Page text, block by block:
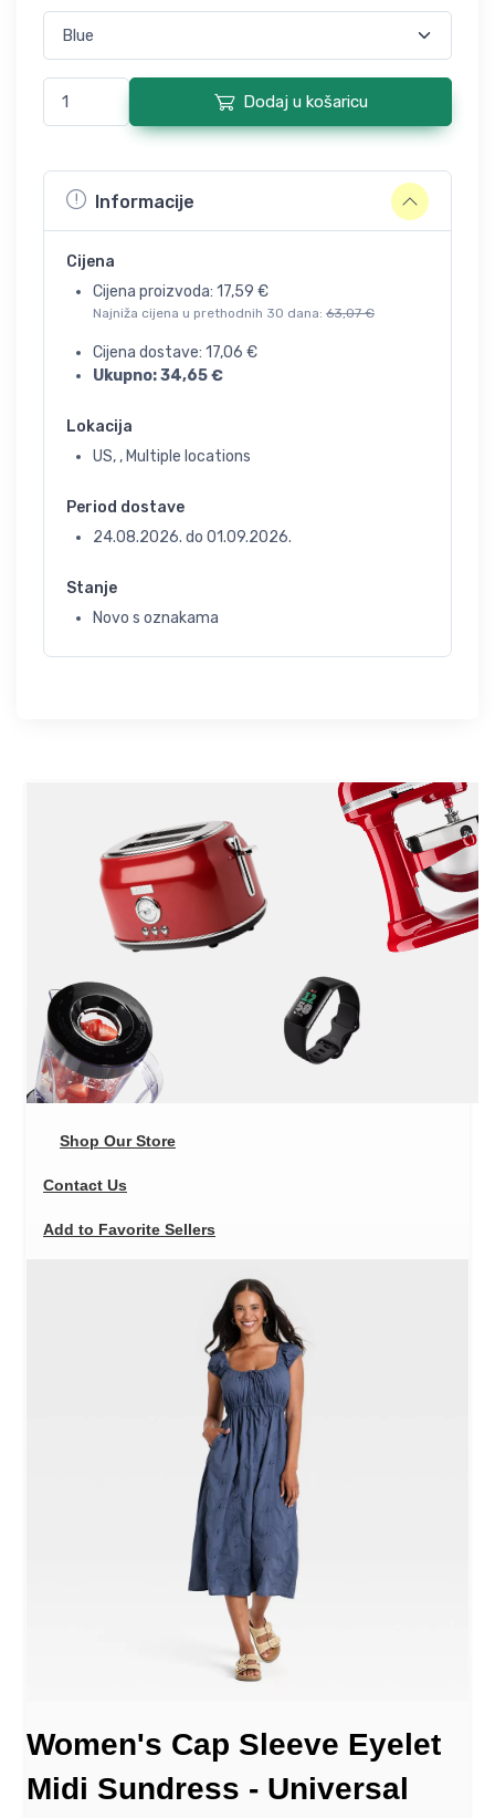
Dodaj u košaricu
Informacije
Cijena
Cijena proizvoda: 17,59 €
Najniža cijena u prethodnih 30 dana: 63,07 €
Cijena dostave: 17,06 €
Ukupno:34,65€
Lokacija
US, , Multiple locations
Period dostave
24.08.2026. do 01.09.2026.
Stanje
Novo s oznakama